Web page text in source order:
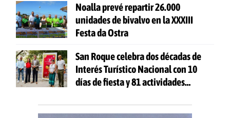
Noalla prevé repartir 26.000
unidades de bivalvo en la XXXIII
Festa da Ostra
San Roque celebra dos décadas de
Interés Turístico Nacional con 10
días de fiesta y 81 actividades